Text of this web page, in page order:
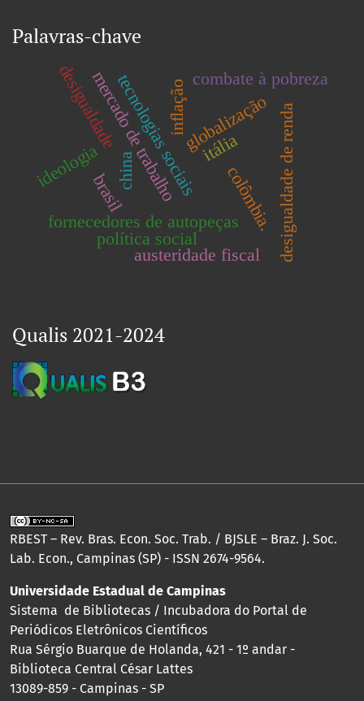
Palavras-chave
globalização
mercado de trabalho desigualdade de renda
colômbia.
fornecedores de autopeças
china
política social
austeridade fiscal
combate à pobreza
tecnologias sociais
brasil
inflação
itália
desigualdade
ideologia
Qualis 2021-2024
RBEST – Rev. Bras. Econ. Soc. Trab. / BJSLE – Braz. J. Soc.
Lab. Econ., Campinas (SP) - ISSN 2674-9564.
Universidade Estadual de Campinas
Sistema de Bibliotecas / Incubadora do Portal de
Periódicos Eletrônicos Científicos
Rua Sérgio Buarque de Holanda, 421 - 1º andar -
Biblioteca Central César Lattes
13089-859 - Campinas - SP